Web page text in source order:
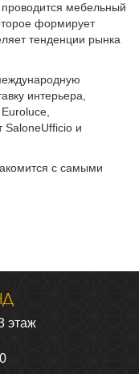
мебельный
формирует
тенденции рынка
интерьера,
SaloneUfficio и
с самыми
этаж